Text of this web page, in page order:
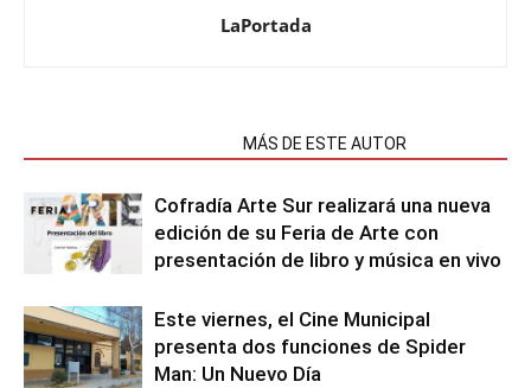
LaPortada
MÁS DE ESTE AUTOR
Cofradía Arte Sur realizará una nueva
edición de su Feria de Arte con
presentación de libro y música en vivo
Este viernes, el Cine Municipal
presenta dos funciones de Spider
Man: Un Nuevo Día